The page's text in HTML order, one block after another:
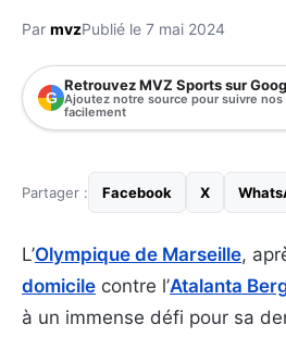
Par mvzPublié le 7 mai 2024
G
Retrouvez MVZ Sports sur
Ajoutez notre source pour suivre
facilement
Partager : Facebook X
L’Olympique de Marseille,
domicile contre l’Atalanta
à un immense défi pour sa